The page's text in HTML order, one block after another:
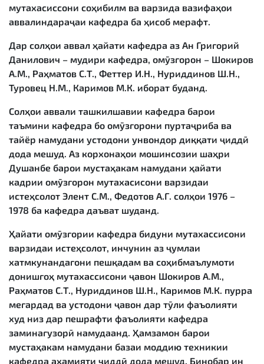
мутахасиссони соҳибилм ва варзида вазифаҳои
аввалиндараҷаи кафедра ба ҳисоб мерафт.
Дар солҳои аввал ҳайати кафедра аз Ан Григорий
Данилович – мудири кафедра, омӯзгорон – Шокиров
А.М., Раҳматов С.Т., Феттер И.Н., Нуриддинов Ш.Н.,
Туровец Н.М., Каримов М.К. иборат буданд.
Солҳои аввали ташкилшавии кафедра барои
таъмини кафедра бо омӯзгорони пуртаҷриба ва
тайёр намудани устодони унвондор диққати ҷиддӣ
дода мешуд. Аз корхонаҳои мошинсозии шаҳри
Душанбе барои мустаҳакам намудани ҳайати
кадрии омӯзгорон мутахасисони варзидаи
истеҳсолот Элент С.М., Федотов А.Г. солҳои 1976 –
1978 ба кафедра даъват шуданд.
Ҳайати омӯзгории кафедра бидуни мутахассисони
варзидаи истеҳсолот, инчунин аз ҷумлаи
хатмкунандагони пешқадам ва соҳибмаълумоти
донишгоҳ мутахассисони ҷавон Шокиров А.М.,
Раҳматов С.Т., Нуриддинов Ш.Н., Каримов М.К. пурра
мегардад ва устодони ҷавон дар тӯли фаъолияти
худ низ дар пешрафти фаъолияти кафедра
заминагузорӣ намудаанд. Ҳамзамон барои
мустаҳакам намудани базаи моддию техникии
кафедра аҳамияти ҷиддӣ дода мешуд. Бинобар ин